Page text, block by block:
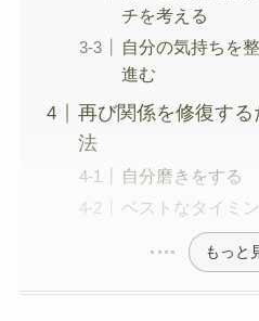
チを考える
自分の気持ちを
進む
再び関係を修復す
法
自分磨きをする
ベストなタイミ
もっと